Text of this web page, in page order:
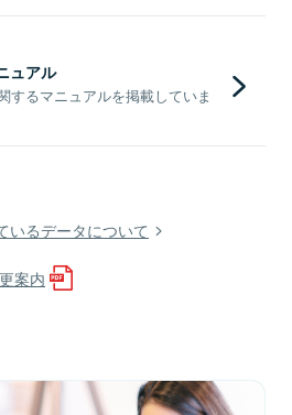
ュアル
するマニュアルを掲載していま
いるデータについて
案内